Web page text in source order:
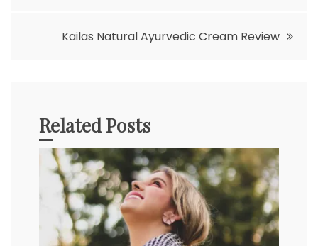
Kailas Natural Ayurvedic Cream Review
Related Posts